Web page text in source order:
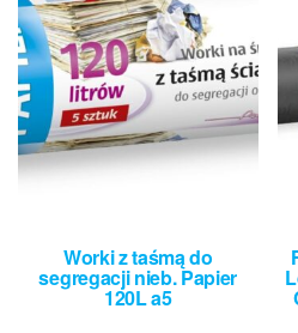
Worki z taśmą do
segregacji nieb. Papier
120L a5